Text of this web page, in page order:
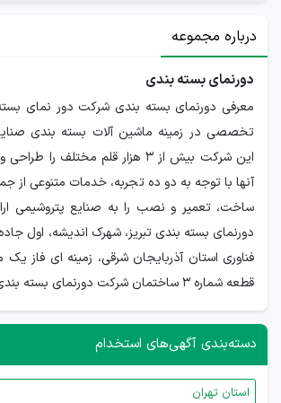
درباره مجموعه
دورنمای بسته بندی
معرفی دورنمای بسته بندی شرکت دور نمای
تخصصی در زمینه ماشین آلات بسته بندی
این شرکت بیش از 3 هزار قلم مختلف
آنها با توجه به دو ده تجربه، خدمات متنوعی از
ساخت، تعمیر و نصب را به صنایع پتروشیمی
دورنمای بسته بندی تبریز، شهرک اندیشه، اول
فناوری استان آذربایجان شرقی، زمینه ای فاز
قطعه شماره 3 ساختمان شرکت دورنمای بسته بندی
دسته‌بندی آگهی‌های استخدام
استان تهران